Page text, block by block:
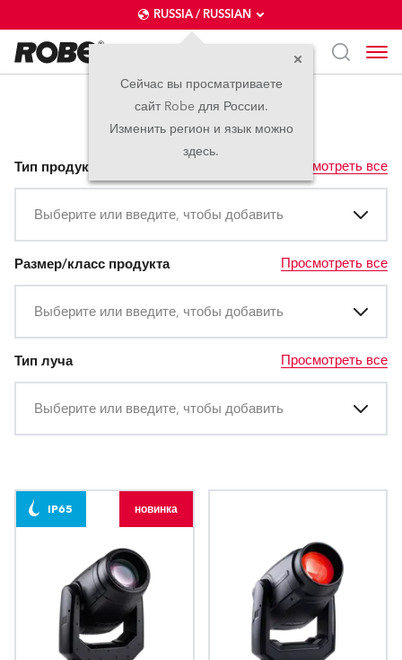
RUSSIA / RUSSIAN
Сейчас вы просматриваете
сайт Robe для России.
Изменить регион и язык можно
здесь.
Pointe
Тип продукта
Выберите или введите, чтобы добавить
Просмотреть все
Размер/класс продукта
Выберите или введите, чтобы добавить
Просмотреть все
Тип луча
Выберите или введите, чтобы добавить
Просмотреть все
IP65 новинка